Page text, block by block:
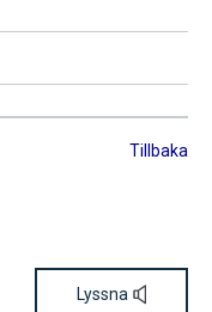
Tillbaka
Lyssna